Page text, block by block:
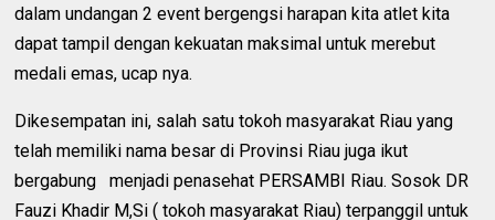
dalam undangan 2 event bergengsi harapan kita atlet kita
dapat tampil dengan kekuatan maksimal untuk merebut
medali emas, ucap nya.
Dikesempatan ini, salah satu tokoh masyarakat Riau yang
telah memiliki nama besar di Provinsi Riau juga ikut
bergabung menjadi penasehat PERSAMBI Riau. Sosok DR
Fauzi Khadir M,Si ( tokoh masyarakat Riau) terpanggil untuk